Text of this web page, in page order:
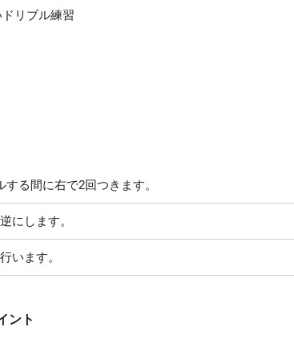
リブル練習
する間に右で2回つきます。
にします。
います。
ント